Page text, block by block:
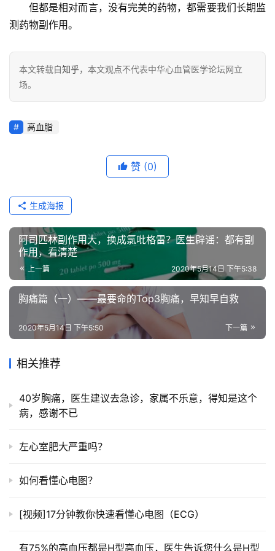
但都是相对而言，没有完美的药物，都需要我们长期监
测药物副作用。
本文转载自知乎，本文观点不代表中华心血管医学论坛网立
场。
高血脂
赞 (0)
生成海报
阿司匹林副作用大，换成氯吡格雷？医生辟谣：都有副
作用，看清楚
上一篇 2020年5月14日 下午5:38
胸痛篇（一）——最要命的Top3胸痛，早知早自救
下一篇
2020年5月14日 下午5:50
相关推荐
40岁胸痛，医生建议去急诊，家属不乐意，得知是这个
病，感谢不已
左心室肥大严重吗？
如何看懂心电图？
[视频]17分钟教你快速看懂心电图（ECG）
有75%的高血压都是H型高血压，医生告诉您什么是H型